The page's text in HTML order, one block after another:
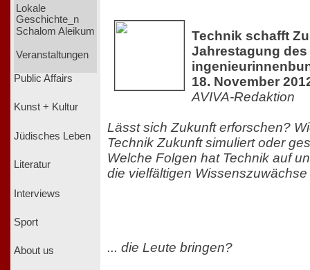
Lokale
Geschichte_n
Schalom Aleikum
Veranstaltungen
Public Affairs
Kunst + Kultur
Jüdisches Leben
Literatur
Interviews
Sport
About us
Technik schafft
Jahrestagung
18. November
AVIVA-Redaktion
Lässt sich Zukunft erforschen?
Technik Zukunft simuliert oder
Welche Folgen hat Technik auf
die vielfältigen Wissenszuwächse
... die Leute bringen?